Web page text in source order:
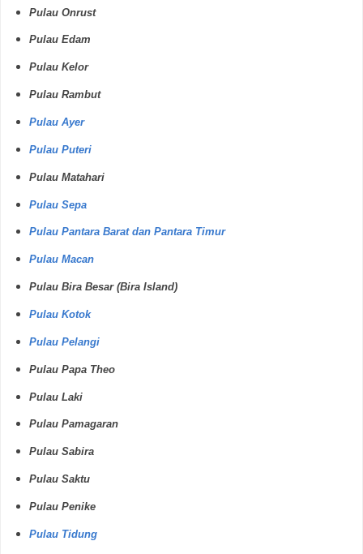
Pulau Onrust
Pulau Edam
Pulau Kelor
Pulau Rambut
Pulau Ayer
Pulau Puteri
Pulau Matahari
Pulau Sepa
Pulau Pantara Barat dan Pantara Timur
Pulau Macan
Pulau Bira Besar (Bira Island)
Pulau Kotok
Pulau Pelangi
Pulau Papa Theo
Pulau Laki
Pulau Pamagaran
Pulau Sabira
Pulau Saktu
Pulau Penike
Pulau Tidung